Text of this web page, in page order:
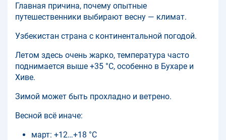
Главная причина, почему опытные
путешественники выбирают весну — климат.
Узбекистан страна с континентальной погодой.
Летом здесь очень жарко, температура часто
поднимается выше +35 °C, особенно в Бухаре и
Хиве.
Зимой может быть прохладно и ветрено.
Весной всё иначе:
март: +12…+18 °C